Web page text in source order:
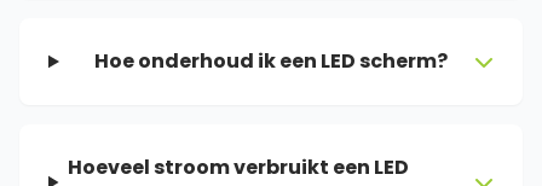
Hoe onderhoud ik een LED scherm?
Hoeveel stroom verbruikt een LED